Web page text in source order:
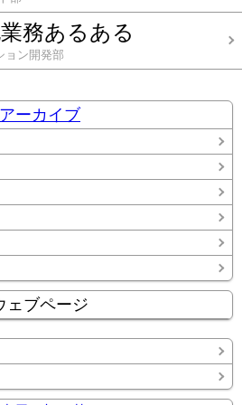
務あるある
ョン開発部
アーカイブ
ェブページ